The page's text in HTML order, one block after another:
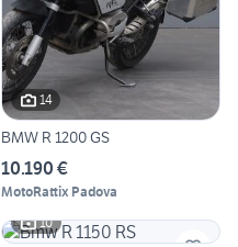
14
BMW R 1200 GS
10.190 €
MotoRattix Padova
10